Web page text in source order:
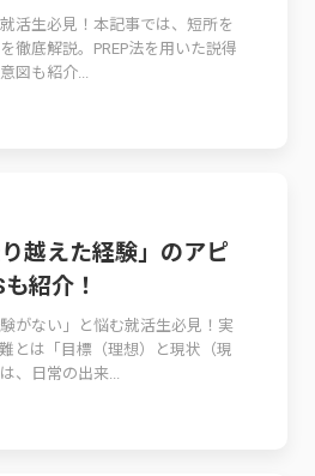
活生必見！本記事では、短所を
徹底解説。PREP法を用いた説得
図も紹介...
越えた経験」のアピ
紹介！
がない」と悩む就活生必見！実
とは「目標（理想）と現状（現
、日常の出来...